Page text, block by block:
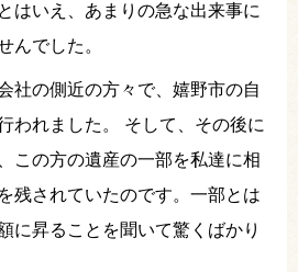
はいえ、あまりの急な出来事に
んでした。
社の側近の方々で、嬉野市の自
われました。 そして、その後に
この方の遺産の一部を私達に相
残されていたのです。一部とは
に昇ることを聞いて驚くばかり